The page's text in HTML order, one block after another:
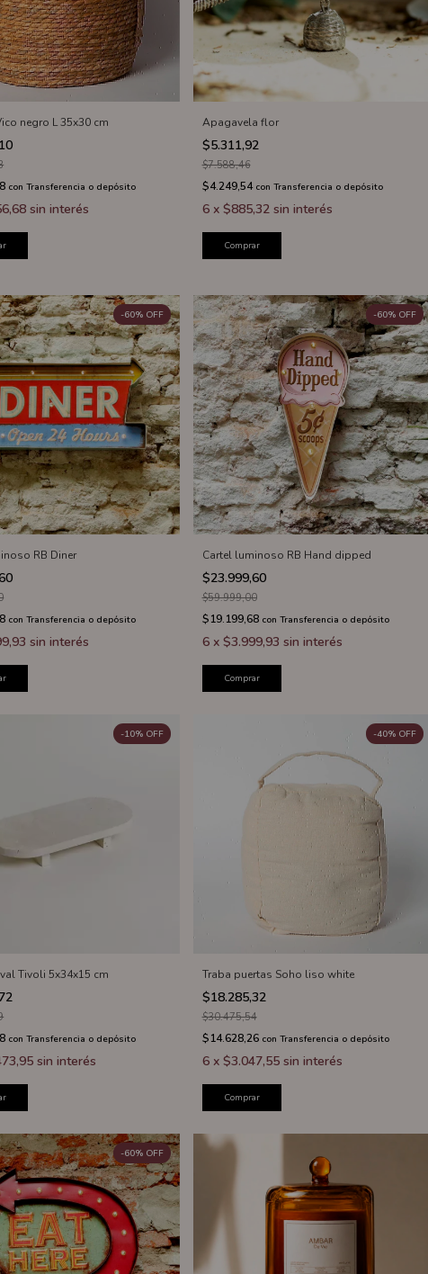
negro L 35x30 cm
con Transferencia o depósito
sin interés
Apagavela flor
$5.311,92
$7.588,46
$4.249,54 con Transferencia o depósito
6 x $885,32 sin interés
Comprar
RB Diner
-60% OFF
con Transferencia o depósito
sin interés
Cartel luminoso RB Hand dipped
$23.999,60
-60% OFF
$59.999,00
$19.199,68 con Transferencia o depósito
6 x $3.999,93 sin interés
Comprar
Tivoli 5x34x15 cm
-10% OFF
con Transferencia o depósito
sin interés
Traba puertas Soho liso white
$18.285,32
-40% OFF
$30.475,54
$14.628,26 con Transferencia o depósito
6 x $3.047,55 sin interés
Comprar
-60% OFF